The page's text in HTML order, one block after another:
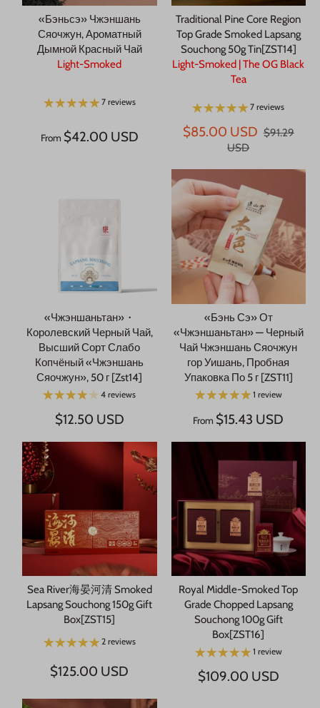
«Бэньсэ» Чжэншань
Сяочжун, Ароматный
Дымной Красный Чай
Light-Smoked
7 reviews
From $42.00 USD
Traditional Pine Core Region
Top Grade Smoked Lapsang
Souchong 50g Tin[ZST14]
Light-Smoked | The OG Black
Tea
7 reviews
$85.00 USD $91.29
USD
«Чжэншаньтан»・
Королевский Черный Чай,
Высший Сорт Слабо
Копчёный «Чжэншань
Сяочжун», 50 г [Zst14]
4 reviews
$12.50 USD
«Бэнь Сэ» От
«Чжэншаньтан» — Черный
Чай Чжэншань Сяочжун
гор Уишань, Пробная
Упаковка По 5 г [ZST11]
1 review
From $15.43 USD
Sea River海晏河清 Smoked
Lapsang Souchong 150g Gift
Box[ZST15]
2 reviews
$125.00 USD
Royal Middle-Smoked Top
Grade Chopped Lapsang
Souchong 100g Gift
Box[ZST16]
1 review
$109.00 USD